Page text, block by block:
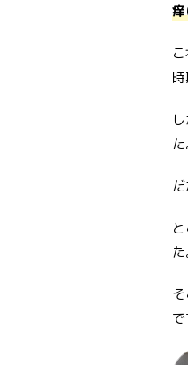
た
た
で